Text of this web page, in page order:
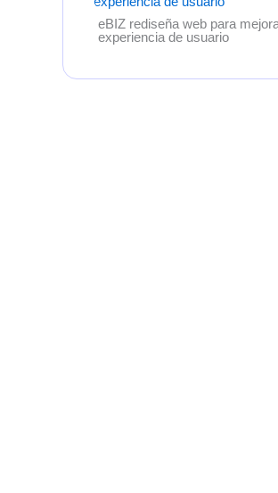
eBIZ rediseña web para
experiencia de usuario